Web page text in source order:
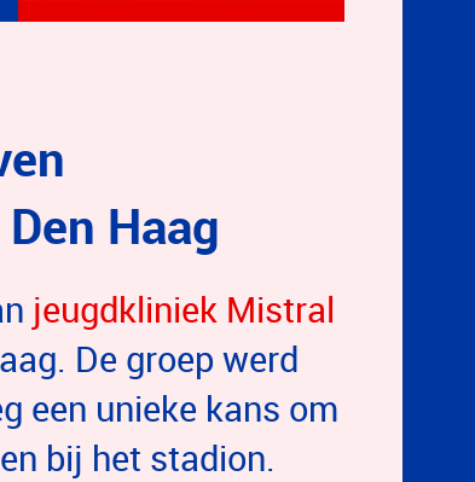
Haag
jeugdkliniek Mistral
De groep werd
een unieke kans om
bij het stadion.